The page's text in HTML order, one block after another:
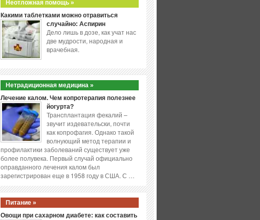
Неотложная помощь »
Какими таблетками можно отравиться
случайно: Аспирин
Дело лишь в дозе, как учат нас
две мудрости, народная и
врачебная.
Нетрадиционная медицина »
Лечение калом. Чем копротерапия полезнее
йогурта?
Трансплантация фекалий –
звучит издевательски, почти
как копрофагия. Однако такой
волнующий метод терапии и
профилактики заболеваний существует уже
более полувека. Первый случай официально
оправданного лечения калом был
зарегистрирован еще в 1958 году в США. С …
Питание »
Овощи при сахарном диабете: как составить